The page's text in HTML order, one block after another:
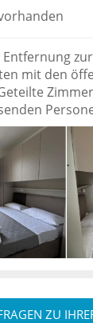
mit den
ZU